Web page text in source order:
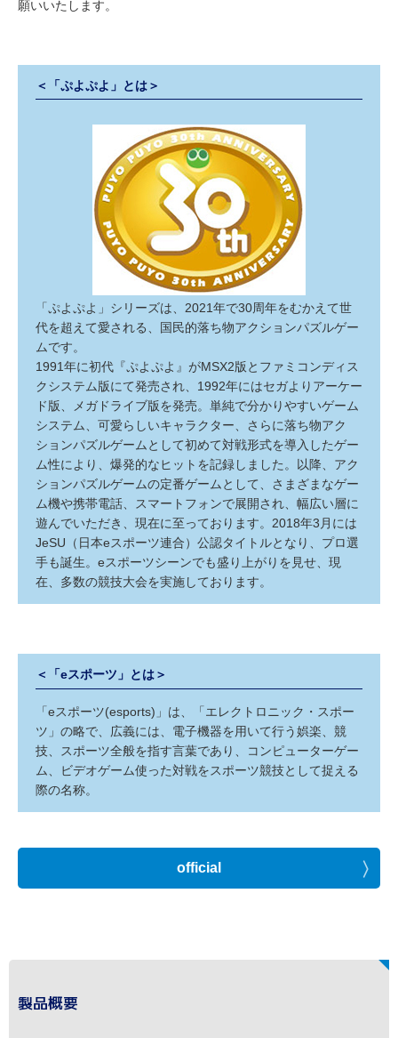
願いいたします。
＜「ぷよぷよ」とは＞
「ぷよぷよ」シリーズは、2021年で30周年をむかえて世
代を超えて愛される、国民的落ち物アクションパズルゲー
ムです。
1991年に初代『ぷよぷよ』がMSX2版とファミコンディス
クシステム版にて発売され、1992年にはセガよりアーケー
ド版、メガドライブ版を発売。単純で分かりやすいゲーム
システム、可愛らしいキャラクター、さらに落ち物アク
ションパズルゲームとして初めて対戦形式を導入したゲー
ム性により、爆発的なヒットを記録しました。以降、アク
ションパズルゲームの定番ゲームとして、さまざまなゲー
ム機や携帯電話、スマートフォンで展開され、幅広い層に
遊んでいただき、現在に至っております。2018年3月には
JeSU（日本eスポーツ連合）公認タイトルとなり、プロ選
手も誕生。eスポーツシーンでも盛り上がりを見せ、現
在、多数の競技大会を実施しております。
＜「eスポーツ」とは＞
「eスポーツ(esports)」は、「エレクトロニック・スポー
ツ」の略で、広義には、電子機器を用いて行う娯楽、競
技、スポーツ全般を指す言葉であり、コンピューターゲー
ム、ビデオゲーム使った対戦をスポーツ競技として捉える
際の名称。
official
製品概要